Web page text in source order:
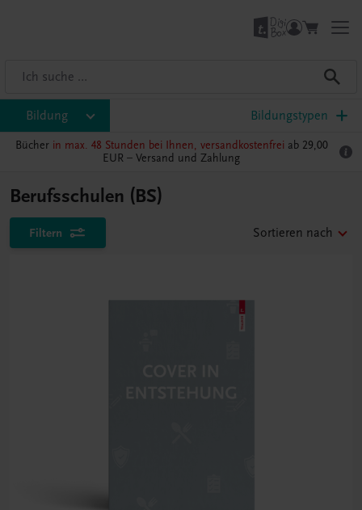
Bildung Bildungstypen
Bücher in max. 48 Stunden bei Ihnen, versandkostenfrei ab 29,00
EUR – Versand und Zahlung
Berufsschulen (BS)
Filtern Sortieren nach